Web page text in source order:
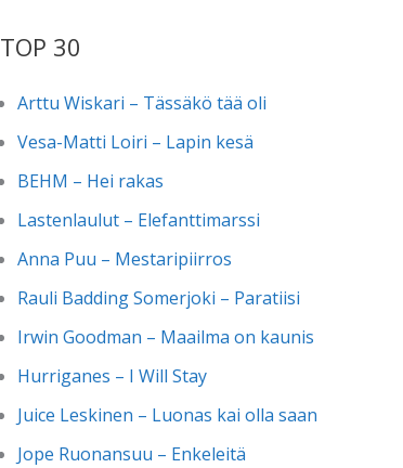
TOP 30
Arttu Wiskari – Tässäkö tää oli
Vesa-Matti Loiri – Lapin kesä
BEHM – Hei rakas
Lastenlaulut – Elefanttimarssi
Anna Puu – Mestaripiirros
Rauli Badding Somerjoki – Paratiisi
Irwin Goodman – Maailma on kaunis
Hurriganes – I Will Stay
Juice Leskinen – Luonas kai olla saan
Jope Ruonansuu – Enkeleitä